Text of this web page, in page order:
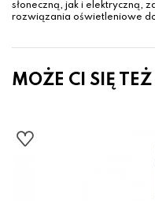
słoneczną, jak i elektryczną,
rozwiązania oświetleniowe
MOŻE CI SIĘ